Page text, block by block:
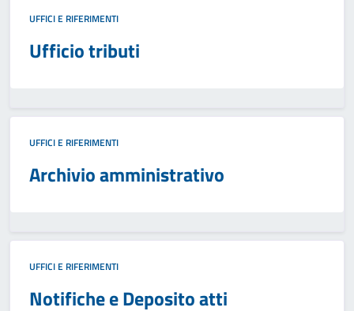
UFFICI E RIFERIMENTI
Ufficio tributi
UFFICI E RIFERIMENTI
Archivio amministrativo
UFFICI E RIFERIMENTI
Notifiche e Deposito atti